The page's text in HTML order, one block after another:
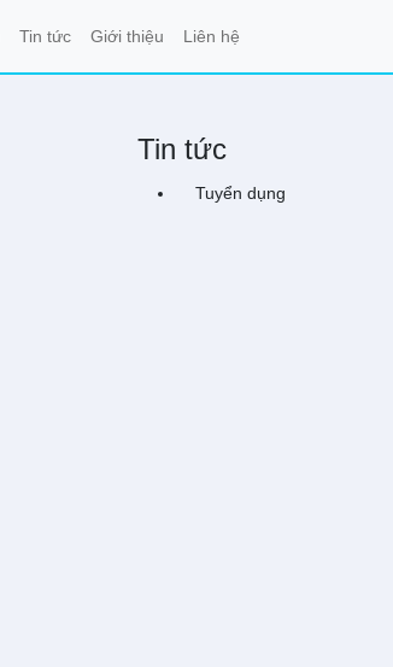
Tin tức Giới thiệu Liên hệ
Tin tức
Tuyển dụng